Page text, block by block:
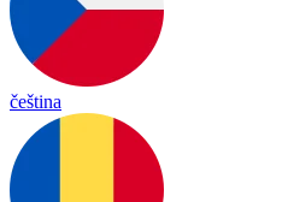
čeština